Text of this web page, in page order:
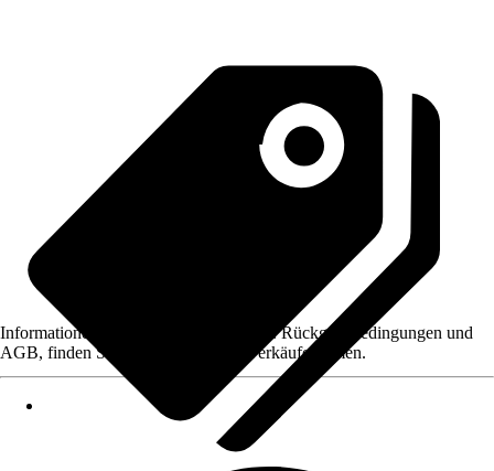
Informationen des Verkäufers, wie z. B. Rückgabebedingungen und
AGB, finden Sie bei Klick auf den Verkäufernamen.